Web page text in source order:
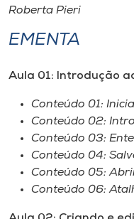
Roberta Pieri
EMENTA
Aula 01: Introdução
Conteúdo 01:
Conteúdo 02:
Conteúdo 03:
Conteúdo 04:
Conteúdo 05:
Conteúdo 06: